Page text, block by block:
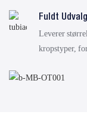
Fuldt
Leverer
kropstyper,